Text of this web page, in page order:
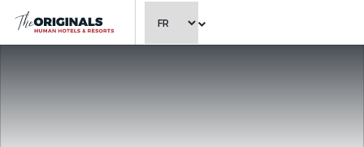
CHOISIR LA LANGUE